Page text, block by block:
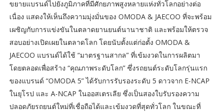
ขยายแบรนด์ไปยังภูมิภาคที่มีศักยภาพสูงหลายแห่งทั่วโลกอย่างต่อ
เนื่อง แสดงให้เห็นถึงความมุ่งมั่นของ OMODA & JAECOO ที่จะพร้อม
เผชิญกับการแข่งขันในตลาดยานยนต์นานาชาติ และพร้อมให้ตรวจ
สอบอย่างเปิดเผยในตลาดโลก โดยนับตั้งแต่ก่อตั้ง OMODA &
JAECOO แบรนด์ได้ใช้ “มาตรฐานสากล” ที่เข้มงวดในการผลิตมา
โดยตลอดเพื่อสร้าง “คุณภาพระดับโลก” ซึ่งรถยนต์ระดับโลกรุ่นแรก
ของแบรนด์ “OMODA 5” ได้รับการรับรองระดับ 5 ดาวจาก E-NCAP
ในยุโรป และ A-NCAP ในออสเตรเลีย ซึ่งเป็นสองใบรับรองความ
ปลอดภัยรถยนต์ใหม่ที่เชื่อถือได้และเข้มงวดที่สุดทั่วโลก ในขณะที่